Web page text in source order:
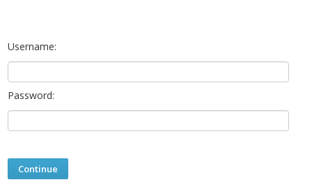
Username:
Password: